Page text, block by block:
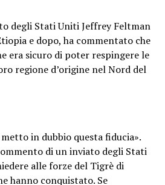
degli Stati Uniti Jeffrey Feltman
e dopo, ha commentato che
era sicuro di poter respingere le
regione d’origine nel Nord del
in dubbio questa fiducia».
di un inviato degli Stati
alle forze del Tigrè di
hanno conquistato. Se